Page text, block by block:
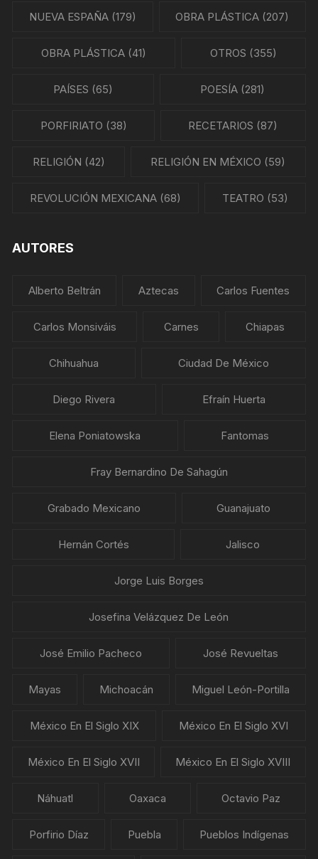
NUEVA ESPAÑA(179) OBRA PLÁSTICA (207)
OBRA PLÁSTICA (41) OTROS (355)
PAÍSES (65) POESÍA (281)
PORFIRIATO (38) RECETARIOS (87)
RELIGIÓN (42) RELIGIÓN EN MÉXICO (59)
REVOLUCIÓN MEXICANA (68) TEATRO (53)
AUTORES
Alberto Beltrán Aztecas Carlos Fuentes
Carlos Monsiváis Carnes Chiapas
Chihuahua Ciudad De México
Diego Rivera Efraín Huerta
Elena Poniatowska Fantomas
Fray Bernardino De Sahagún
Grabado Mexicano Guanajuato
Hernán Cortés Jalisco
Jorge Luis Borges
Josefina Velázquez De León
José Emilio Pacheco José Revueltas
Mayas Michoacán Miguel León-Portilla
México En El Siglo XIX México En El Siglo XVI
México En El Siglo XVII México En El Siglo XVIII
Náhuatl Oaxaca Octavio Paz
Porfirio Díaz Puebla Pueblos Indígenas